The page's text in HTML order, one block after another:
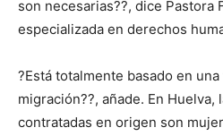
son necesarias??, dice Pastora
especializada en derechos
?Está totalmente basado en
migración??, añade. En Huelva,
contratadas en origen son